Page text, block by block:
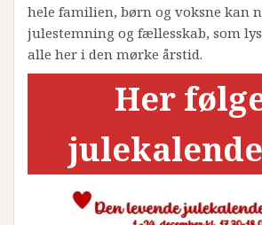
hele familien, børn og voksne kan
julestemning og fællesskab, som
alle her i den mørke årstid.
Her